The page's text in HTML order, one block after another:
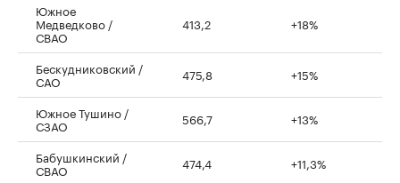
Южное
Медведково /
СВАО
413,2 +18%
Бескудниковский /
САО 475,8 +15%
Южное Тушино /
СЗАО 566,7 +13%
Бабушкинский /
СВАО 474,4 +11,3%